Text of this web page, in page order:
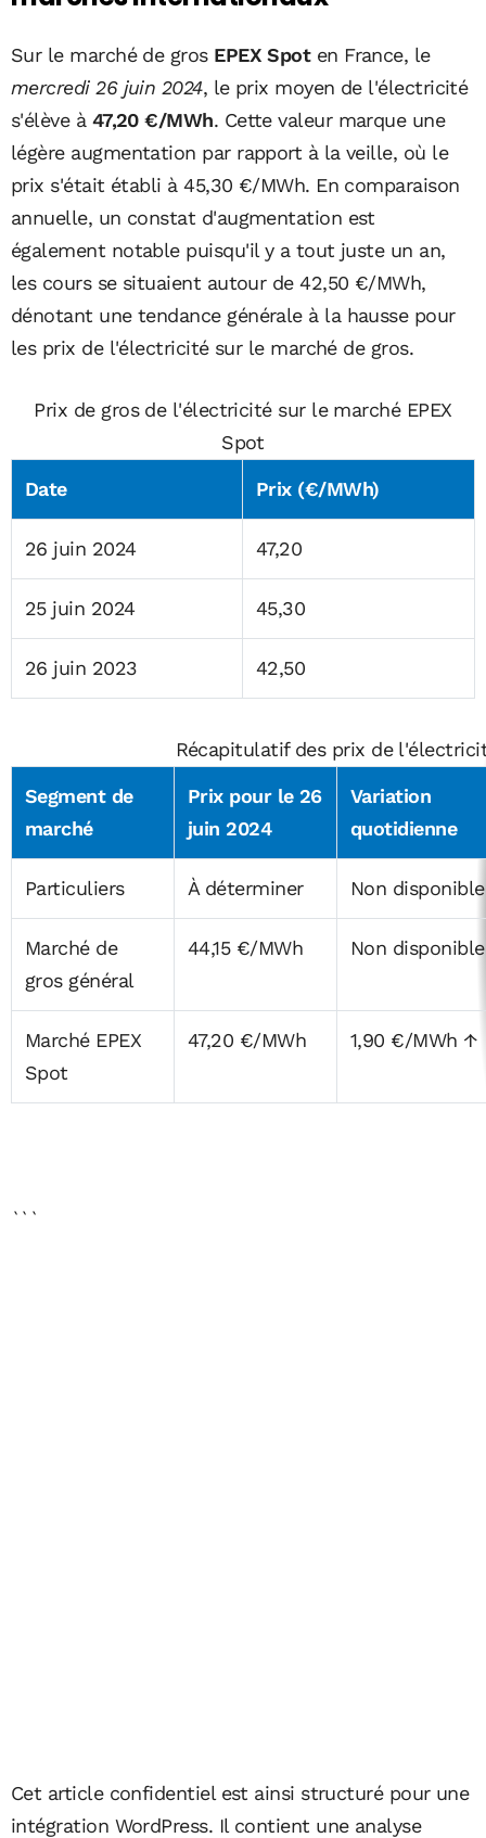
Sur le marché de gros EPEX Spoten France, le
mercredi 26 juin 2024, le prix moyen de l'électricité
s'élève à 47,20 €/MWh. Cette valeur marque une
légère augmentation par rapport à la veille, où le
prix s'était établi à 45,30 €/MWh. En comparaison
annuelle, un constat d'augmentation est
également notable puisqu'il y a tout juste un an,
les cours se situaient autour de 42,50 €/MWh,
dénotant une tendance générale à la hausse pour
les prix de l'électricité sur le marché de gros.
Prix de gros de l'électricité sur le marché EPEX
Spot
Date Prix (€/MWh)
26 juin 2024 47,20
25 juin 2024 45,30
26 juin 2023 42,50
Récapitulatif des prix de
Segment de
marché
Prix pour le 26
juin 2024
Variation
quotidienne
Particuliers À déterminer Non disponible
Marché de
gros général
44,15 €/MWh Non disponible
Marché EPEX
Spot
47,20 €/MWh 1,90 €/MWh ↑
```
Cet article confidentiel est ainsi structuré pour une
intégration WordPress. Il contient une analyse